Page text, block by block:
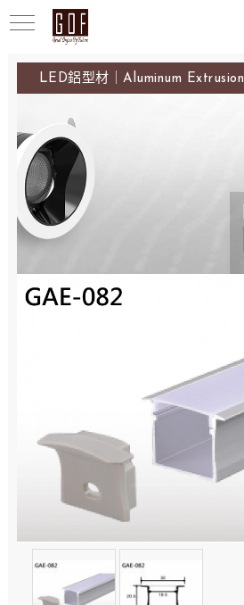
LED鋁型材｜Aluminum Extrusion